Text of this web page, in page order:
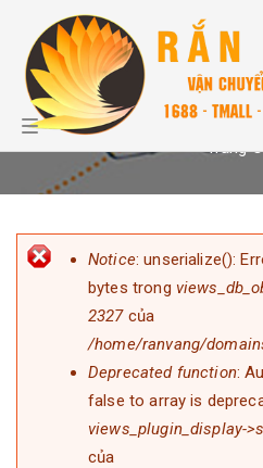
Nhảy đến nội dung
TOGGLE
NAVIGATION
BÁO GIÁ ĐẶT
BẠN ĐANGTrang
Thông báo
Notice: unserialize():
bytes trong
2327của
/home/ranvang/
Deprecated function:
false to array is
views_plugin_display-
của